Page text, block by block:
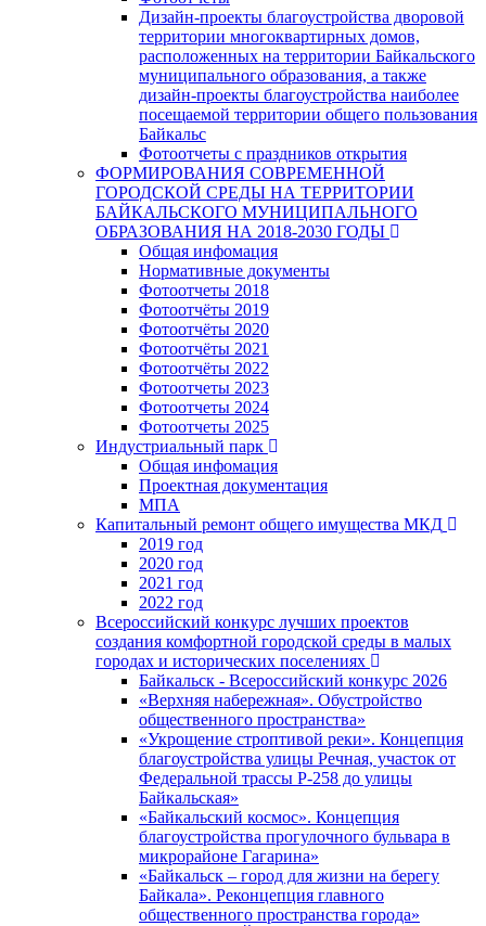
Дизайн-проекты благоустройства дворовой
территории многоквартирных домов,
расположенных на территории Байкальского
муниципального образования, а также
дизайн-проекты благоустройства наиболее
посещаемой территории общего пользования
Байкальс
Фотоотчеты с праздников открытия
ФОРМИРОВАНИЯ СОВРЕМЕННОЙ
ГОРОДСКОЙ СРЕДЫ НА ТЕРРИТОРИИ
БАЙКАЛЬСКОГО МУНИЦИПАЛЬНОГО
ОБРАЗОВАНИЯ НА 2018-2030 ГОДЫ
Общая инфомация
Нормативные документы
Фотоотчеты 2018
Фотоотчёты 2019
Фотоотчёты 2020
Фотоотчёты 2021
Фотоотчёты 2022
Фотоотчеты 2023
Фотоотчеты 2024
Фотоотчеты 2025
Индустриальный парк
Общая инфомация
Проектная документация
МПА
Капитальный ремонт общего имущества МКД
2019 год
2020 год
2021 год
2022 год
Всероссийский конкурс лучших проектов
создания комфортной городской среды в малых
городах и исторических поселениях
Байкальск - Всероссийский конкурс 2026
«Верхняя набережная». Обустройство
общественного пространства»
«Укрощение строптивой реки». Концепция
благоустройства улицы Речная, участок от
Федеральной трассы Р-258 до улицы
Байкальская»
«Байкальский космос». Концепция
благоустройства прогулочного бульвара в
микрорайоне Гагарина»
«Байкальск – город для жизни на берегу
Байкала». Реконцепция главного
общественного пространства города»